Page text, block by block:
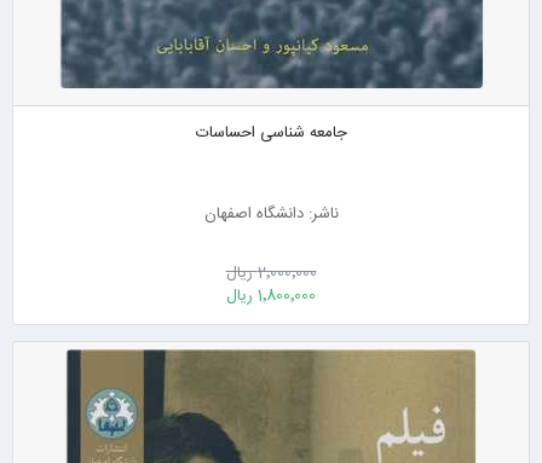
جامعه شناسی احساسات
ناشر: دانشگاه اصفهان
2٬000٬000 ریال
1٬800٬000 ریال